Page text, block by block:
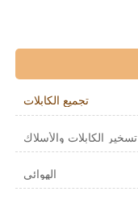
تجميع الكابلات
تسخير الكابلات والأسلاك
الهوائي